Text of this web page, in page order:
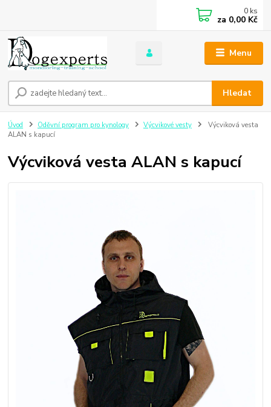
Menu
Hledat
0 ks
za 0,00 Kč
Úvod Oděvní program pro kynology Výcvikové vesty
Výcviková vesta
ALAN s kapucí
Výcviková vesta ALAN s kapucí